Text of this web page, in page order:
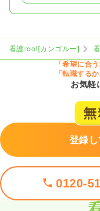
看護roo![カンゴルー]
「希望に合
「転職する
お気軽
登録
0120-